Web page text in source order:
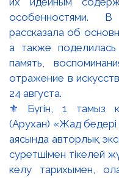
⚜️ Бүгін, 1 тамыз
(Арухан) «Жад
аясында авторлық
суретшімен тікелей
келу тарихымен,